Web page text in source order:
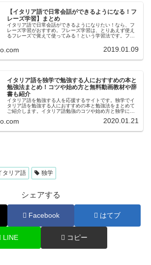
【イタリア語で日常会話ができるようになる！フ
レーズ学習】まとめ
イタリア語で日常会話ができるようになりたい！なら、フ
レーズ学習がおすすめ。フレーズ学習は、とりあえず使え
るフレーズで覚えて使ってみる！という学習法です。フレ
2019.01.09
イタリア語を独学で勉強する人におすすめの本と
勉強法まとめ！コツや始め方と無料動画教材や辞
書も紹介
イタリア語を勉強する人を応援するサイトです。独学でイ
タリア語を勉強する人におすすめの本と勉強法をまとめて
ご紹介します。イタリア語勉強のコツや始め方と独学にお
紹介します！イタリア語を勉強した...
2020.01.21
タリア語 独学
シェアする
Facebook はてブ
LINE コピー